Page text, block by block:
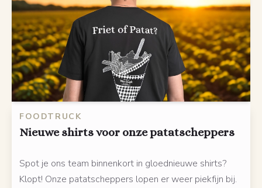
FOODTRUCK
Nieuwe shirts voor onze patatscheppers
Spot je ons team binnenkort in gloednieuwe shirts?
Klopt! Onze patatscheppers lopen er weer piekfijn bij.